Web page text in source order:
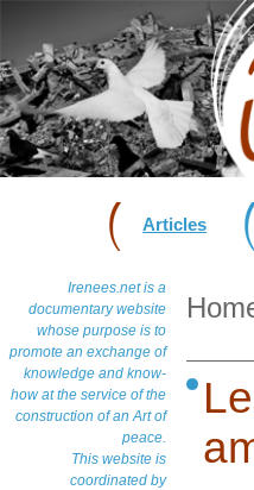
Articles
Irenees.net is a
documentary website
whose purpose is to
promote an exchange of
knowledge and know-
how at the service of the
construction of an Art of
peace.
This website is
coordinated by